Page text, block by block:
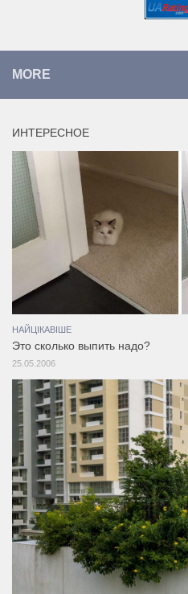
MORE
ИНТЕРЕСНОЕ
НАЙЦІКАВІШЕ
Это сколько выпить надо?
25.05.2006